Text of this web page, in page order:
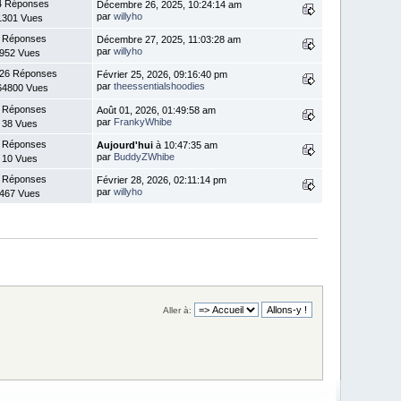
Réponses
Vues
Décembre 26, 2025, 10:24:14 am
parwillyho
Réponses
952 Vues
Décembre 27, 2025, 11:03:28 am
parwillyho
Réponses
Vues
Février 25, 2026, 09:16:40 pm
partheessentialshoodies
Réponses
38 Vues
Août 01, 2026, 01:49:58 am
par FrankyWhibe
Réponses
10 Vues
Aujourd'hui à 10:47:35 am
par BuddyZWhibe
Réponses
467 Vues
Février 28, 2026, 02:11:14 pm
parwillyho
Aller à: